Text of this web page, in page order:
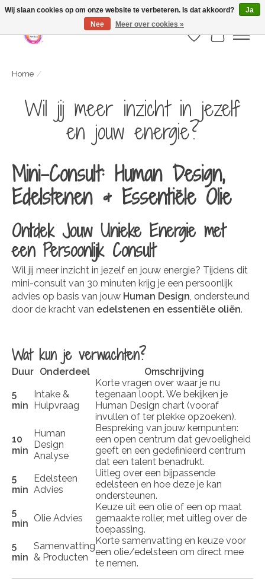
Webshop is geopend maar nog onder constructie | let op: Verzenden vanaf 29
juli
Verlanglijst
Home /
Wil jij meer inzicht in jezelf
en jouw energie?
Mini-Consult: Human Design,
Edelstenen & Essentiële Olie
Ontdek Jouw Unieke Energie met
een Persoonlijk Consult
Wil jij meer inzicht in jezelf en jouw energie? Tijdens dit
mini-consult van 30 minuten krijg je een persoonlijk
advies op basis van jouw Human Design, ondersteund
door de kracht van edelstenen en essentiële oliën.
Wat kun je verwachten?
Duur Onderdeel
Omschrijving
5
min
Intake &
Hulpvraag
Korte vragen over waar je nu
tegenaan loopt. We bekijken je
Human Design chart (vooraf
invullen of ter plekke opzoeken).
10
min
Human
Design
Analyse
Bespreking van jouw kernpunten:
een open centrum dat gevoeligheid
geeft en een gedefinieerd centrum
dat een talent benadrukt.
5
min
Edelsteen
Advies
Uitleg over een bijpassende
edelsteen en hoe deze je kan
ondersteunen.
5
min Olie Advies
Keuze uit een olie of een op maat
gemaakte roller, met uitleg over de
toepassing.
5
min
Samenvatting
& Producten
Korte samenvatting en keuze voor
een olie/edelsteen om direct mee
te nemen.
Wij slaan cookies op om onze website te verbeteren. Is dat akkoord?
Ja
Nee
Meer over cookies »